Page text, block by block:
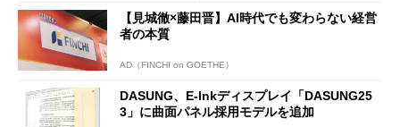
【見城徹×藤田晋】AI時代でも変わらない経営
者の本質
AD（FINCHI on GOETHE）
DASUNG、E-Inkディスプレイ「DASUNG25
3」に曲面パネル採用モデルを追加